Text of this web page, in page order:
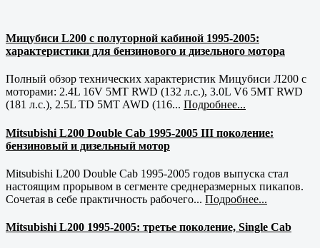
Мицубиси L200 с полуторной кабиной 1995-2005:
характеристики для бензинового и дизельного мотора
Полный обзор технических характеристик Мицубиси Л200 с
моторами: 2.4L 16V 5MT RWD (132 л.с.), 3.0L V6 5MT RWD
(181 л.с.), 2.5L TD 5MT AWD (116... Подробнее...
Mitsubishi L200 Double Cab 1995-2005 III поколение:
бензиновый и дизельный мотор
Mitsubishi L200 Double Cab 1995-2005 годов выпуска стал
настоящим прорывом в сегменте среднеразмерных пикапов.
Сочетая в себе практичность рабочего... Подробнее...
Mitsubishi L200 1995-2005: третье поколение, Single Cab